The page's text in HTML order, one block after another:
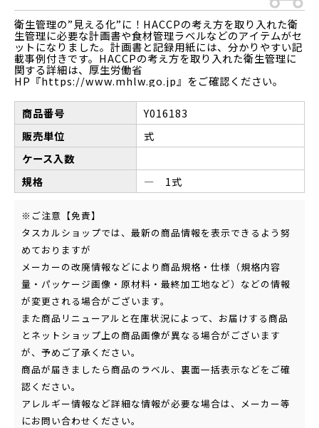
衛生管理の”見える化”に！HACCPの考え方を取り入れた衛
生管理に必要な計画書や食材管理ラベルなどのアイテムがセ
ットになりました。計画書と記録用紙には、分かりやすい記
載事例付きです。HACCPの考え方を取り入れた衛生管理に
関する詳細は、厚生労働省
HP『https://www.mhlw.go.jp』をご確認ください。
商品番号
Y016183
販売単位
式
ケース入数
規格
― 1式
※ご注意【免責】
タスカルショップでは、最新の商品情報を表示できるよう努
めておりますが
メーカーの改廃情報などにより商品規格・仕様（規格内容
量・パッケージ画像・原材料・最終加工地など）などの情報
が変更される場合がございます。
また商品リニューアルと在庫状況によって、お届けする商品
とネットショップ上の商品画像が異なる場合がございます
が、予めご了承ください。
商品が届きましたら商品のラベル、裏面一括表示などをご確
認ください。
アレルギー情報など詳細な情報が必要な場合は、メーカー等
にお問い合わせください。